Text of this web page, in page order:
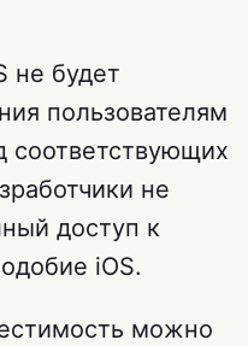
не будет
пользователям
соответствующих
не
доступ к
iOS.
можно